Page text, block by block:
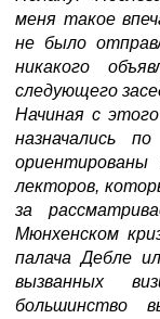
меня такое
не было
никакого
следующего
Начиная с
назначались
лекторов,
за
Мюнхенском
палача Дебле
вызванных
большинство